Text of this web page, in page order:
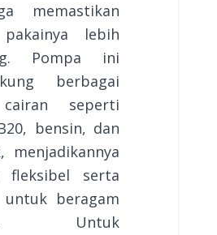
memastikan
lebih
Pompa ini
berbagai
seperti
bensin, dan
menjadikannya
fleksibel serta
untuk beragam
Untuk